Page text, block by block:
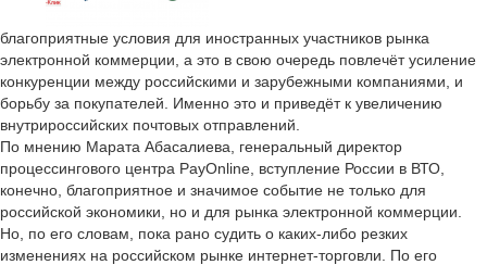
благоприятные условия для иностранных участников рынка
электронной коммерции, а это в свою очередь повлечёт усиление
конкуренции между российскими и зарубежными компаниями, и
борьбу за покупателей. Именно это и приведёт к увеличению
внутрироссийских почтовых отправлений.
По мнению Марата Абасалиева, генеральный директор
процессингового центра PayOnline, вступление России в ВТО,
конечно, благоприятное и значимое событие не только для
российской экономики, но и для рынка электронной коммерции.
Но, по его словам, пока рано судить о каких-либо резких
изменениях на российском рынке интернет-торговли. По его